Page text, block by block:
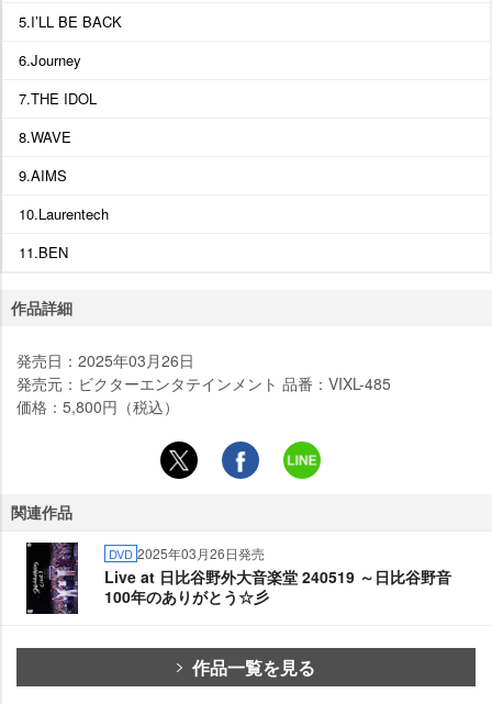
5.I’LL BE BACK
6.Journey
7.THE IDOL
8.WAVE
9.AIMS
10.Laurentech
11.BEN
作品詳細
発売日：2025年03月26日
発売元：ビクターエンタテインメント 品番：VIXL-485
価格：5,800円（税込）
関連作品
DVD 2025年03月26日発売
Live at 日比谷野外大音楽堂 240519 ～日比谷野音
100年のありがとう☆彡
作品一覧を見る